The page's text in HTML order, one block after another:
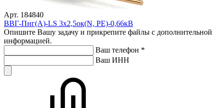
Арт. 184840
ВВГ-Пнг(А)-LS 3х2,5ок(N, PE)-0,66кВ
Опишите Вашу задачу и прикрепите файлы с дополнительной
информацией.
Ваш телефон *
Ваш ИНН